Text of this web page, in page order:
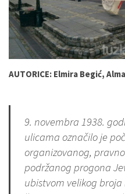
AUTORICE: Elmira Begić,
9. novembra 1938.
ulicama označilo je
organizovanog,
podržanog progona
ubistvom velikog